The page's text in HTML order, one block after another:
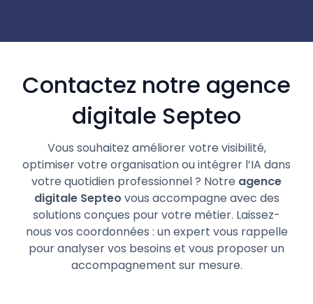
Contactez notre agence
digitale Septeo
Vous souhaitez améliorer votre visibilité,
optimiser votre organisation ou intégrer l’IA dans
votre quotidien professionnel ? Notre agence
digitale Septeo vous accompagne avec des
solutions conçues pour votre métier. Laissez-
nous vos coordonnées : un expert vous rappelle
pour analyser vos besoins et vous proposer un
accompagnement sur mesure.